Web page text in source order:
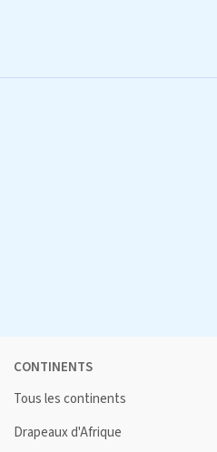
CONTINENTS
Tous les continents
Drapeaux d'Afrique